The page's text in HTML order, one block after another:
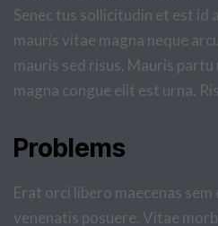
Senec tus sollicitudin et est id
mauris vitae magna neque
mauris sed risus. Mauris
magna congue elit est urna.
Problems
Erat orci libero maecenas
venenatis posuere. Vitae